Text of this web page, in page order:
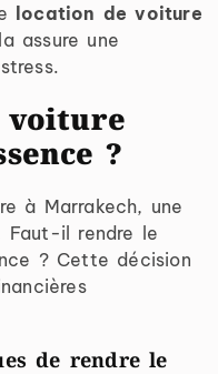
location de voiture
assure une
voiture
?
à Marrakech, une
Faut-il rendre le
? Cette décision
de rendre le